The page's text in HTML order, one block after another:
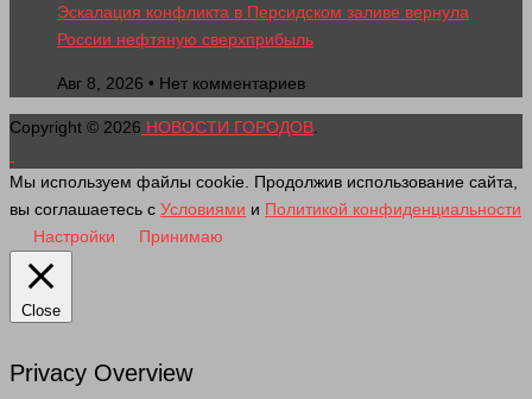
Эскалация конфликта в Персидском заливе вернула
России нефтяную сверхприбыль
Авг 8, 2026 • Нет комментариев
Copyright © 2026 НОВОСТИ ГОРОДОВ
Мы используем файлы cookie. Продолжив использование сайта,
вы соглашаетесь с Условиями и Политикой конфиденциальности
Настройки
Принимаю
Close
Privacy Overview